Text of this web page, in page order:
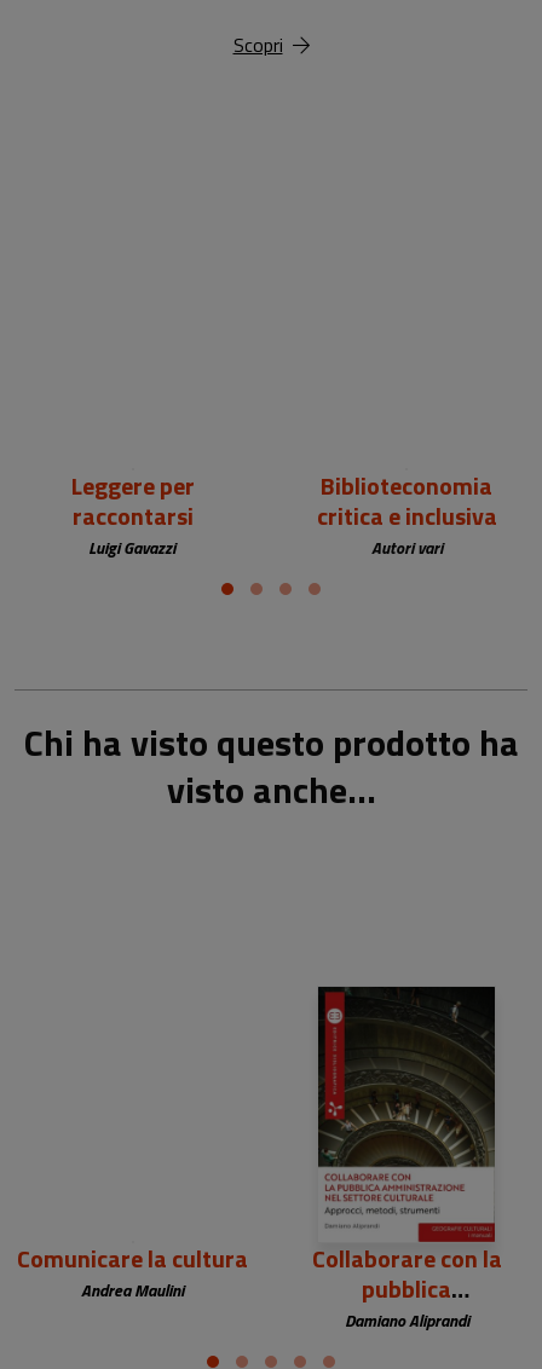
Scopri
Leggere per
raccontarsi
Luigi Gavazzi
Biblioteconomia
critica e inclusiva
Autori vari
Chi ha visto questo prodotto ha
visto anche...
Comunicare la cultura
Andrea Maulini
24,00 €
Collaborare con la
pubblica
amministrazione nel
settore culturale
Damiano Aliprandi